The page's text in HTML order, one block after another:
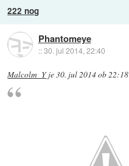
222 nog
Phantomeye
::30. jul 2014, 22:40
Malcolm_Yje30. jul 2014 ob 22:18